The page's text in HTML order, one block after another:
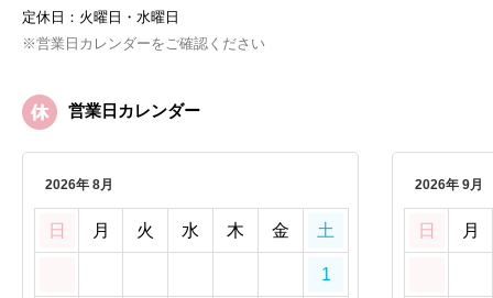
定休日：火曜日・水曜日
※営業日カレンダーをご確認ください
営業日カレンダー
2026年 8月
日 月 火 水 木 金 土
1
2026年 9月
日 月